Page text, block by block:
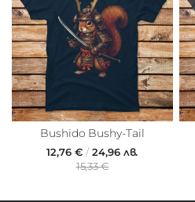
Bushido Bushy-Tail
12,76 € /24,96 лв.
15,33 €